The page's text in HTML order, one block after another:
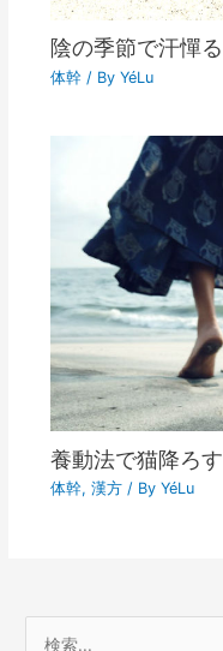
陰の季節で汗憚る
体幹/ By YéLu
養動法で猫降ろす
体幹, 漢方/ By YéLu